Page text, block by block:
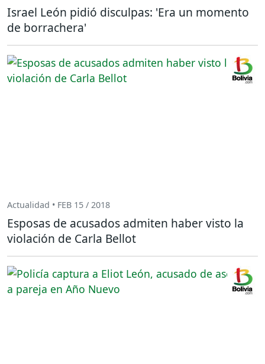
Israel León pidió disculpas: 'Era un momento
de borrachera'
Actualidad • FEB 15 / 2018
Esposas de acusados admiten haber visto la
violación de Carla Bellot